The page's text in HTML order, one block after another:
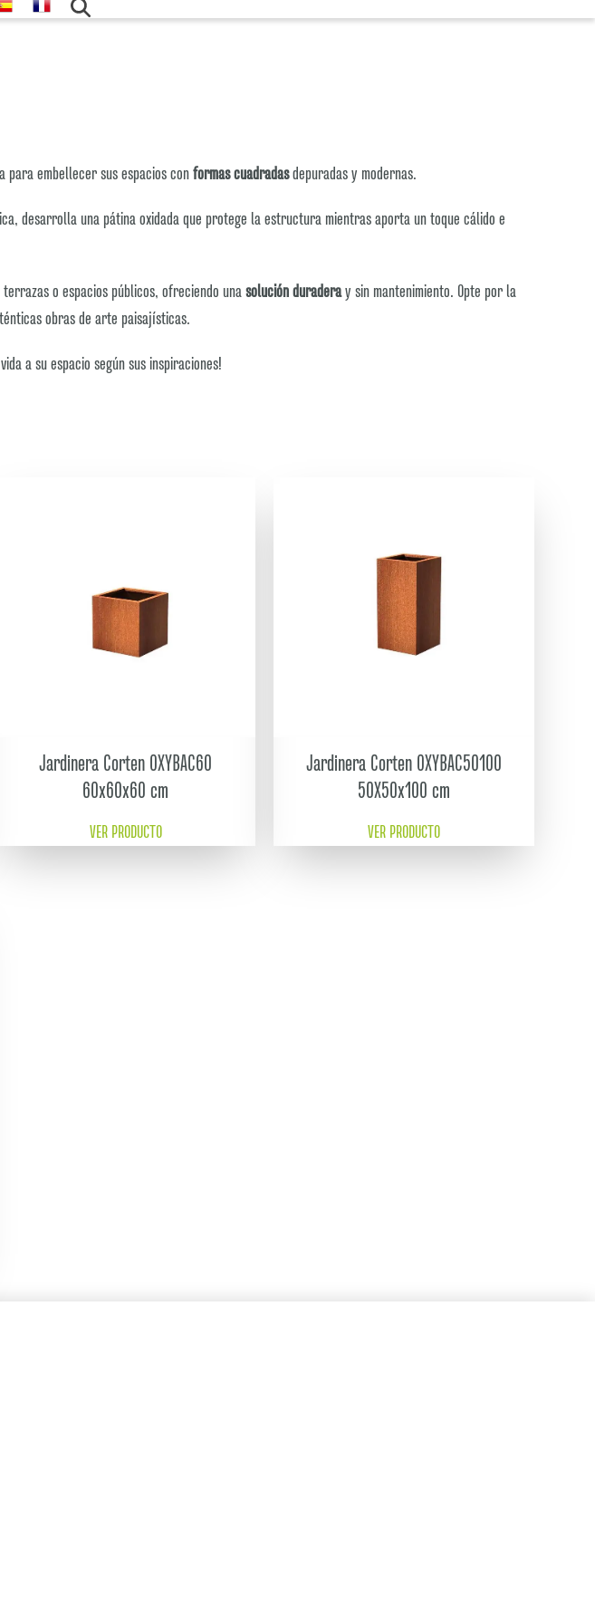
para embellecer sus espacios conformas cuadradasdepuradas y modernas.
desarrolla una pátina oxidada que protege la estructura mientras aporta un toque cálido e
o espacios públicos, ofreciendo unasolución duraderay sin mantenimiento. Opte por la
obras de arte paisajísticas.
a su espacio según sus inspiraciones!
Jardinera Corten OXYBAC60
60x60x60 cm
VER PRODUCTO
Jardinera Corten OXYBAC50100
50X50x100 cm
VER PRODUCTO